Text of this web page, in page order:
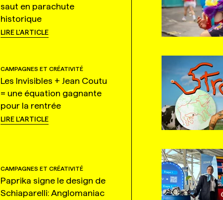
saut en parachute
historique
LIRE L'ARTICLE
CAMPAGNES ET CRÉATIVITÉ
Les Invisibles + Jean Coutu
= une équation gagnante
pour la rentrée
LIRE L'ARTICLE
CAMPAGNES ET CRÉATIVITÉ
Paprika signe le design de
Schiaparelli: Anglomaniac